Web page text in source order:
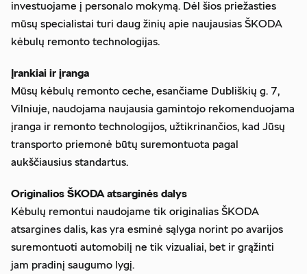
investuojame į personalo mokymą. Dėl šios priežasties
mūsų specialistai turi daug žinių apie naujausias ŠKODA
kėbulų remonto technologijas.
Įrankiai ir įranga
Mūsų kėbulų remonto ceche, esančiame Dubliškių g. 7,
Vilniuje, naudojama naujausia gamintojo rekomenduojama
įranga ir remonto technologijos, užtikrinančios, kad Jūsų
transporto priemonė būtų suremontuota pagal
aukščiausius standartus.
Originalios ŠKODA atsarginės dalys
Kėbulų remontui naudojame tik originalias ŠKODA
atsargines dalis, kas yra esminė sąlyga norint po avarijos
suremontuoti automobilį ne tik vizualiai, bet ir grąžinti
jam pradinį saugumo lygį.